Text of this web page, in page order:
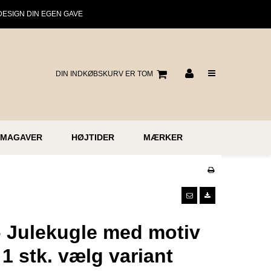
DIN EGEN GAVE
DIN INDKØBSKURV ER TOM
HØJTIDER MÆRKER
Julekugle med motiv
stk. vælg variant